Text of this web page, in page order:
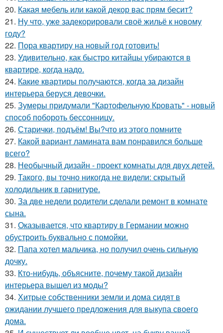
20. Какая мебель или какой декор вас прям бесит?
21. Ну что, уже задекорировали своё жильё к новому
году?
22. Пора квартиру на новый год готовить!
23. Удивительно, как быстро китайцы убираются в
квартире, когда надо.
24. Какие квартиры получаются, когда за дизайн
интерьера беруся девочки.
25. Зумеры придумали "Картофельную Кровать" - новый
способ побороть бессонницу.
26. Старички, подъём! Вы?что из этого помните
27. Какой вариант ламината вам понравился больше
всего?
28. Необычный дизайн - проект комнаты для двух детей.
29. Такого, вы точно никогда не видели: скрытый
холодильник в гарнитуре.
30. За две недели родители сделали ремонт в комнате
сына.
31. Оказывается, что квартиру в Германии можно
обустроить буквально с помойки.
32. Папа хотел мальчика, но получил очень сильную
дочку.
33. Кто-нибудь, объясните, почему такой дизайн
интерьера вышел из моды?
34. Хитрые собственники земли и дома сидят в
ожидании лучшего предложения для выкупа своего
дома.